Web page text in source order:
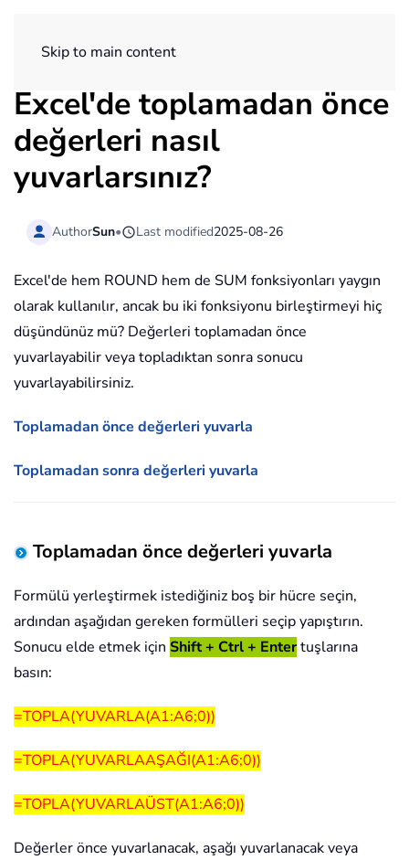
Skip to main content
Excel'de toplamadan önce
değerleri nasıl
yuvarlarsınız?
AuthorSun• Last modified2025-08-26
Excel'de hem ROUND hem de SUM fonksiyonları yaygın
olarak kullanılır, ancak bu iki fonksiyonu birleştirmeyi hiç
düşündünüz mü? Değerleri toplamadan önce
yuvarlayabilir veya topladıktan sonra sonucu
yuvarlayabilirsiniz.
Toplamadan önce değerleri yuvarla
Toplamadan sonra değerleri yuvarla
Toplamadan önce değerleri yuvarla
Formülü yerleştirmek istediğiniz boş bir hücre seçin,
ardından aşağıdan gereken formülleri seçip yapıştırın.
Sonucu elde etmek için Shift + Ctrl + Entertuşlarına
basın:
=TOPLA(YUVARLA(A1:A6;0))
=TOPLA(YUVARLAAŞAĞI(A1:A6;0))
=TOPLA(YUVARLAÜST(A1:A6;0))
Değerler önce yuvarlanacak, aşağı yuvarlanacak veya